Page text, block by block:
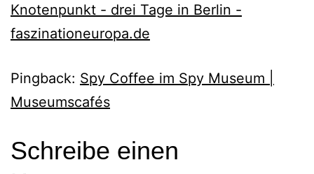
Knotenpunkt - drei Tage in Berlin -
faszinationeuropa.de
Pingback: Spy Coffee im Spy Museum |
Museumscafés
Schreibe einen